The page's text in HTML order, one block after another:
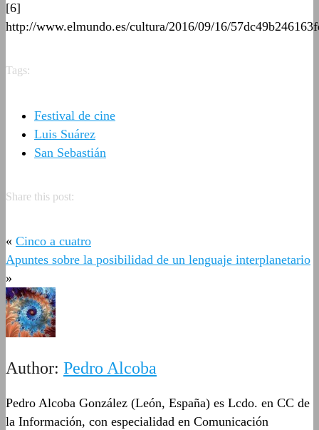
[6]
http://www.elmundo.es/cultura/2016/09/16/
Tags:
Festival de cine
Luis Suárez
San Sebastián
Share this post:
« Cinco a cuatro
Apuntes sobre la posibilidad de un lenguaje interplanetario
»
Author: Pedro Alcoba
Pedro Alcoba González (León, España) es Lcdo. en CC de
la Información, con especialidad en Comunicación